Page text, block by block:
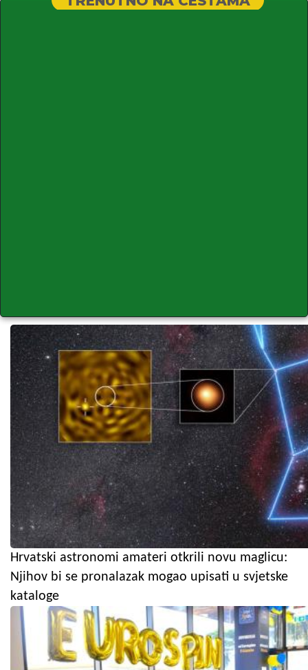
Hrvatski astronomi amateri otkrili novu maglicu:
Njihov bi se pronalazak mogao upisati u svjetske
kataloge